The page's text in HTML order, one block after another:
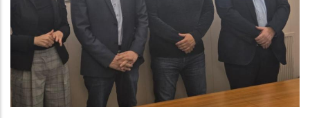
Per La Manca De Reconeixement
Territorial I Inversions
Altres